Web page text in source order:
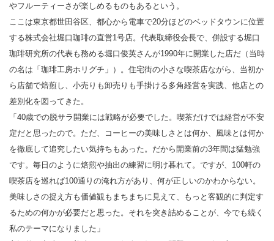
やフルーティーさが楽しめるものもあるという。
ここは東京都世田谷区、都心から電車で20分ほどのベッドタウンに位置
する株式会社堀口珈琲の直営1号店。代表取締役会長で、併設する堀口
珈琲研究所の代表も務める堀口俊英さんが1990年に開業した店だ（当時
の名は「珈琲工房ホリグチ」）。住宅街の小さな喫茶店ながら、当初か
ら店舗で焙煎し、小売りも卸売りも手掛ける多角経営を実践、他店との
差別化を図ってきた。
「40歳での脱サラ開業には戦略が必要でした。喫茶だけでは経営が不安
定だと思ったので。ただ、コーヒーの美味しさとは何か、風味とは何か
を徹底して追究したい気持ちもあった。だから開業前の3年間は猛勉強
です。毎日のように焙煎や抽出の練習に明け暮れて。ですが、100軒の
喫茶店を巡れば100通りの淹れ方があり、何が正しいのかわからない。
美味しさの捉え方も価値観もまちまちに見えて、もっと客観的に判定す
るための何かが必要だと思った。それを突き詰めることが、今でも続く
私のテーマになりました」